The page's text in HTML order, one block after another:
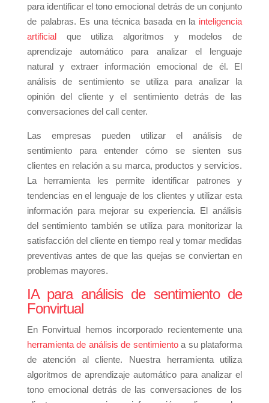
para identificar el tono emocional detrás de un conjunto
de palabras. Es una técnica basada en la inteligencia
artificialque utiliza algoritmos y modelos de
aprendizaje automático para analizar el lenguaje
natural y extraer información emocional de él. El
análisis de sentimiento se utiliza para analizar la
opinión del cliente y el sentimiento detrás de las
conversaciones del call center.
Las empresas pueden utilizar el análisis de
sentimiento para entender cómo se sienten sus
clientes en relación a su marca, productos y servicios.
La herramienta les permite identificar patrones y
tendencias en el lenguaje de los clientes y utilizar esta
información para mejorar su experiencia. El análisis
del sentimiento también se utiliza para monitorizar la
satisfacción del cliente en tiempo real y tomar medidas
preventivas antes de que las quejas se conviertan en
problemas mayores.
IA para análisis de sentimiento de
Fonvirtual
En Fonvirtual hemos incorporado recientemente una
herramienta de análisis de sentimientoa su plataforma
de atención al cliente. Nuestra herramienta utiliza
algoritmos de aprendizaje automático para analizar el
tono emocional detrás de las conversaciones de los